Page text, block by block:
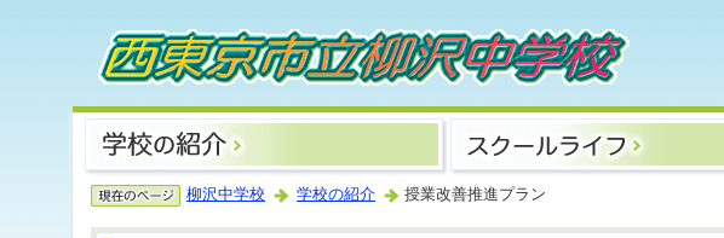
柳沢中学校 学校の紹介 授業改善推進プラン